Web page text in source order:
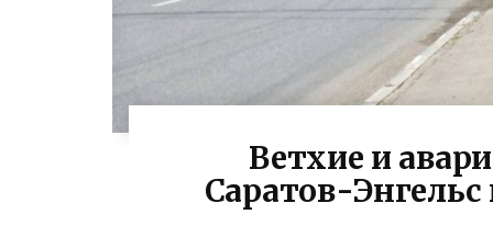
Ветхие и
Саратов-